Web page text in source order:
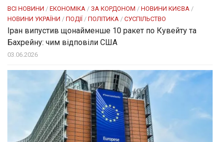
ВСІ НОВИНИ / ЕКОНОМІКА / ЗА КОРДОНОМ / НОВИНИ КИЄВА /
НОВИНИ УКРАЇНИ / ПОДІЇ / ПОЛІТИКА / СУСПІЛЬСТВО
Іран випустив щонайменше 10 ракет по Кувейту та
Бахрейну: чим відповіли США
03.06.2026